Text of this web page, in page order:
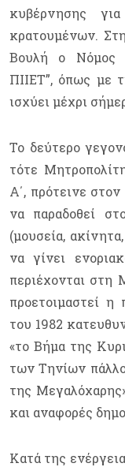
κυβέρνησης
κρατουμένων.
Βουλή ο Νόμος
ΠΙΙΕΤ”, όπως με
ισχύει μέχρι
Το δεύτερο
τότε
Α΄, πρότεινε
να παραδοθεί
(μουσεία,
να γίνει
περιέχονται
προετοιμαστεί
του 1982
«το Βήμα της
των Τηνίων
της
και αναφορές
Κατά της